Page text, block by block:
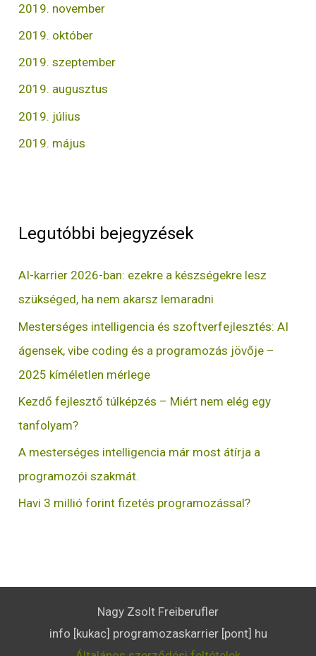
2019. november
2019. október
2019. szeptember
2019. augusztus
2019. július
2019. május
Legutóbbi bejegyzések
AI-karrier 2026-ban: ezekre a készségekre lesz
szükséged, ha nem akarsz lemaradni
Mesterséges intelligencia és szoftverfejlesztés: AI
ágensek, vibe coding és a programozás jövője –
2025 kíméletlen mérlege
Kezdő fejlesztő túlképzés – Miért nem elég egy
tanfolyam?
A mesterséges intelligencia már most átírja a
programozói szakmát.
Havi 3 millió forint fizetés programozással?
Nagy Zsolt Freiberufler
info [kukac] programozaskarrier [pont] hu